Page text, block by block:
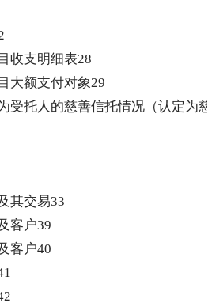
收支明细表28
大额支付对象29
受托人的慈善信托情况（认定为
其交易33
客户39
客户40